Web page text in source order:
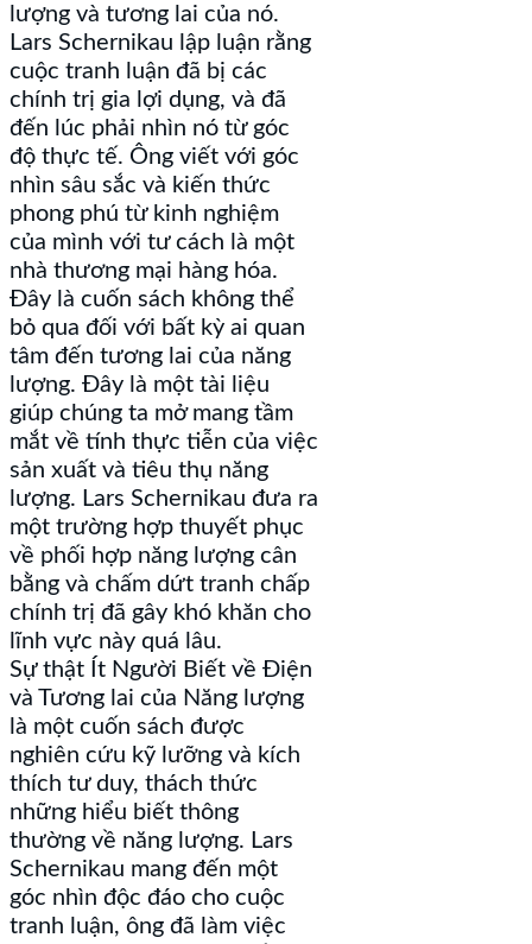
lượng và tương lai của nó.
Lars Schernikau lập luận rằng
cuộc tranh luận đã bị các
chính trị gia lợi dụng, và đã
đến lúc phải nhìn nó từ góc
độ thực tế. Ông viết với góc
nhìn sâu sắc và kiến thức
phong phú từ kinh nghiệm
của mình với tư cách là một
nhà thương mại hàng hóa.
Đây là cuốn sách không thể
bỏ qua đối với bất kỳ ai quan
tâm đến tương lai của năng
lượng. Đây là một tài liệu
giúp chúng ta mở mang tầm
mắt về tính thực tiễn của việc
sản xuất và tiêu thụ năng
lượng. Lars Schernikau đưa ra
một trường hợp thuyết phục
về phối hợp năng lượng cân
bằng và chấm dứt tranh chấp
chính trị đã gây khó khăn cho
lĩnh vực này quá lâu.
Sự thật Ít Người Biết về Điện
và Tương lai của Năng lượng
là một cuốn sách được
nghiên cứu kỹ lưỡng và kích
thích tư duy, thách thức
những hiểu biết thông
thường về năng lượng. Lars
Schernikau mang đến một
góc nhìn độc đáo cho cuộc
tranh luận, ông đã làm việc